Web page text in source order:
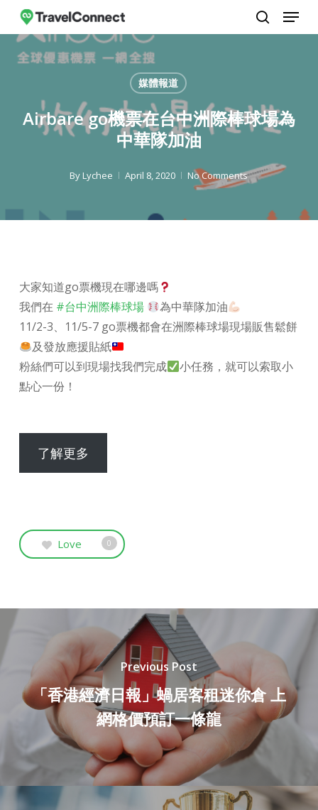
Skip
main
content
search
Menu
媒體報道
Airbare go機票在台中洲際棒球場為
中華隊加油
By Lychee April 8, 2020 No Comments
大家知道go票機現在哪邊嗎
我們在 #台中洲際棒球場
為中華隊加油
11/2-3、11/5-7 go票機都會在洲際棒球場現場販售鬆餅
及發放應援貼紙
粉絲們可以到現場找我們完成
小任務，就可以索取小
點心一份！
了解更多
Love 0
Previous Post
「香港經濟日報」蝸居客租迷你倉 上
網格價預訂一條龍